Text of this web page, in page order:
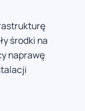
środki na
naprawę